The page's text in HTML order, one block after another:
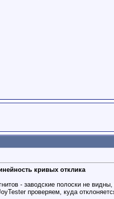
кривых отклика
- заводские полоски не
проверяем, куда